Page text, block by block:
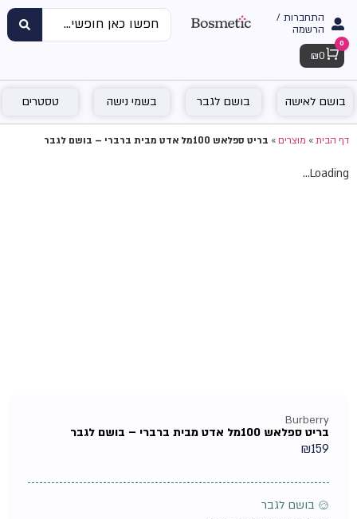
התחברות /
הרשמה
Cart
0
₪ 0
בושם לאישה בושם לגבר בשמי נישה טסטרים
דף הבית»מוצרים»בריט ספלאש 100מל אדט מבית ברברי – בושם לגבר
Loading...
Burberry
בריט ספלאש 100מל אדט מבית ברברי – בושם לגבר
₪159
♂ בושם לגבר